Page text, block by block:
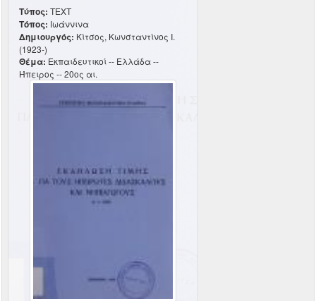
Τύπος: TEXT
Τόπος: Ιωάννινα
Δημιουργός: Κίτσος, Κωνσταντίνος Ι.
(1923-)
Θέμα: Εκπαιδευτικοί -- Ελλάδα --
Ήπειρος -- 20ος αι.